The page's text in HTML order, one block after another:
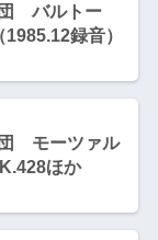
団 バルトー
録音）
モーツァル
ほか